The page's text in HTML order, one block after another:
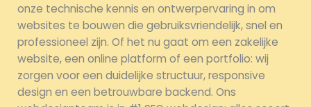
onze technische kennis en ontwerpervaring in om
websites te bouwen die gebruiksvriendelijk, snel en
professioneel zijn. Of het nu gaat om een zakelijke
website, een online platform of een portfolio: wij
zorgen voor een duidelijke structuur, responsive
design en een betrouwbare backend. Ons